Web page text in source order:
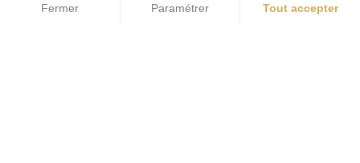
Fermer Paramétrer Tout accepter